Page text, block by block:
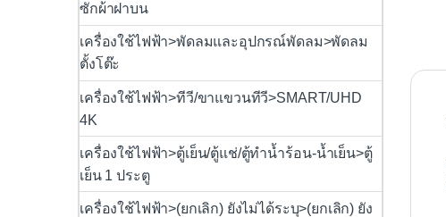
ซักผ้าฝาบน
เครื่องใช้ไฟฟ้า>พัดลมและอุปกรณ์พัดลม>พัดลม
ตั้งโต๊ะ
เครื่องใช้ไฟฟ้า>ทีวี/ขาแขวนทีวี>SMART/UHD
4K
เครื่องใช้ไฟฟ้า>ตู้เย็น/ตู้แช่/ตู้ทำน้ำร้อน-น้ำเย็น>ตู้
เย็น 1 ประตู
เครื่องใช้ไฟฟ้า>(ยกเลิก) ยังไม่ได้ระบุ>(ยกเลิก) ยัง